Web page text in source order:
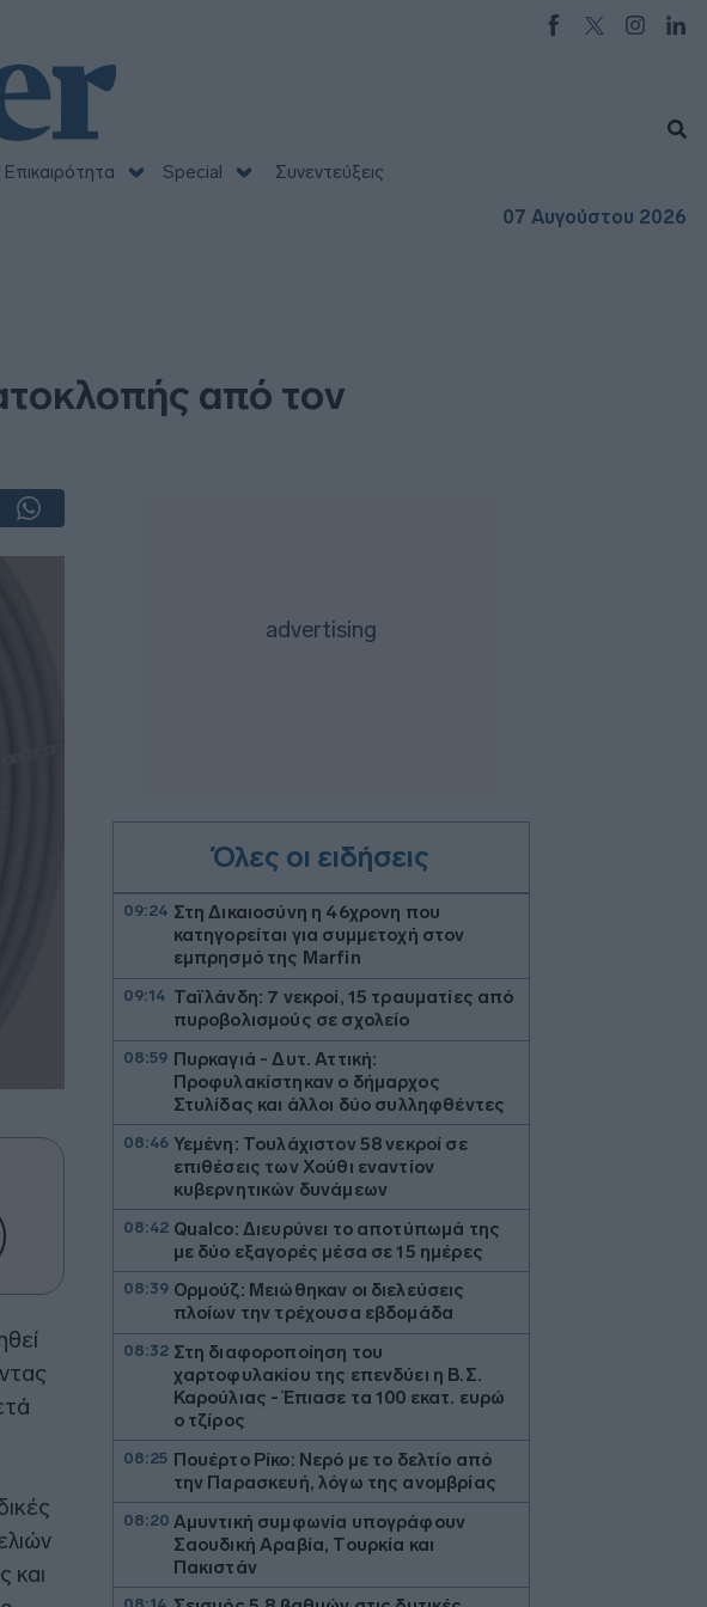
Επικαιρότητα Special
Συνεντεύξεις
07 Αυγούστου 2026
από τον
και
Όλες οι ειδήσεις
09:24 Στη Δικαιοσύνη η 46χρονη που
κατηγορείται για συμμετοχή στον
εμπρησμό της Marfin
09:14 Ταϊλάνδη: 7 νεκροί, 15 τραυματίες από
πυροβολισμούς σε σχολείο
08:59 Πυρκαγιά - Δυτ. Αττική:
Προφυλακίστηκαν ο δήμαρχος
Στυλίδας και άλλοι δύο συλληφθέντες
08:46 Υεμένη: Τουλάχιστον 58 νεκροί σε
επιθέσεις των Χούθι εναντίον
κυβερνητικών δυνάμεων
08:42 Qualco: Διευρύνει το αποτύπωμά της
με δύο εξαγορές μέσα σε 15 ημέρες
08:39 Ορμούζ: Μειώθηκαν οι διελεύσεις
πλοίων την τρέχουσα εβδομάδα
08:32 Στη διαφοροποίηση του
χαρτοφυλακίου της επενδύει η Β.Σ.
Καρούλιας - Έπιασε τα 100 εκατ. ευρώ
ο τζίρος
08:25 Πουέρτο Ρίκο: Νερό με το δελτίο από
την Παρασκευή, λόγω της ανομβρίας
08:20 Aμυντική συμφωνία υπογράφουν
Σαουδική Αραβία, Τουρκία και
Πακιστάν